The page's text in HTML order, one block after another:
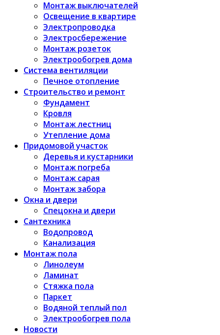
Монтаж выключателей
Освещение в квартире
Электропроводка
Электросбережение
Монтаж розеток
Электрообогрев дома
Система вентиляции
Печное отопление
Строительство и ремонт
Фундамент
Кровля
Монтаж лестниц
Утепление дома
Придомовой участок
Деревья и кустарники
Монтаж погреба
Монтаж сарая
Монтаж забора
Окна и двери
Спецокна и двери
Сантехника
Водопровод
Канализация
Монтаж пола
Линолеум
Ламинат
Стяжка пола
Паркет
Водяной теплый пол
Электрообогрев пола
Новости